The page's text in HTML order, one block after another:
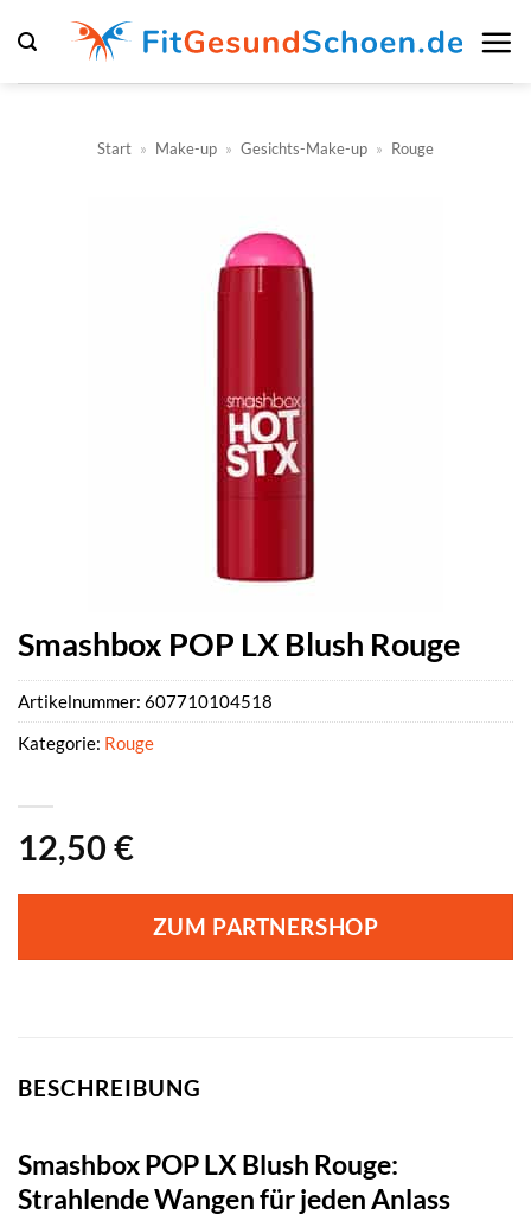
Inhalt
springen
Start » Make-up » Gesichts-Make-up » Rouge
Smashbox POP LX Blush Rouge
12,50 €
ZUM PARTNERSHOP
Artikelnummer: 607710104518
Kategorie: Rouge
BESCHREIBUNG
Smashbox POP LX Blush Rouge:
Strahlende Wangen für jeden Anlass